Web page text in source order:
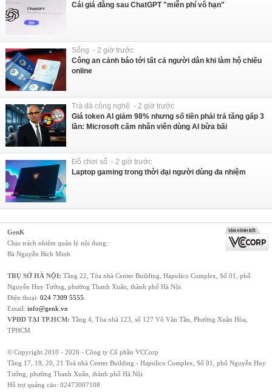
Cái giá đằng sau ChatGPT "miễn phí vô hạn"
Sống - 2 giờ trước
Công an cảnh báo tới tất cả người dân khi làm hộ chiếu
online
Trà đá công nghệ - 2 giờ trước
Giá token AI giảm 98% nhưng số tiền phải trả tăng gấp 3
lần: Microsoft cấm nhân viên dùng AI bừa bãi
Đồ chơi số - 2 giờ trước
Laptop gaming trong thời đại người dùng đa nhiệm
GenK
Chịu trách nhiệm quản lý nội dung:
Bà Nguyễn Bích Minh
TRỤ SỞ HÀ NỘI: Tầng 22, Tòa nhà Center Building, Hapulico Complex, Số 01, phố
Nguyễn Huy Tưởng, phường Thanh Xuân, thành phố Hà Nội
Điện thoại: 024 7309 5555
Email: info@genk.vn
VPĐD TẠI TP.HCM: Tầng 4, Tòa nhà 123, số 127 Võ Văn Tần, Phường Xuân Hòa,
TPHCM
© Copyright 2010 - 2026 - Công ty Cổ phần VCCorp
Tầng 17, 19, 20, 21 Toà nhà Center Building - Hapulico Complex, Số 01, phố Nguyễn Huy
Tưởng, phường Thanh Xuân, thành phố Hà Nội
Hỗ trợ quảng cáo: 02473007108